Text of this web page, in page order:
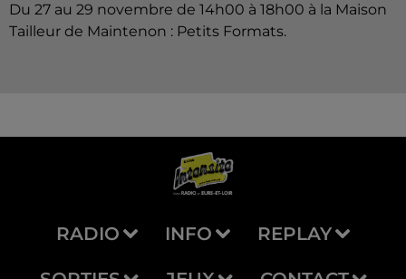
Du 27 au 29 novembre de 14h00 à 18h00 à la Maison
Tailleur de Maintenon : Petits Formats.
RADIO INFO REPLAY